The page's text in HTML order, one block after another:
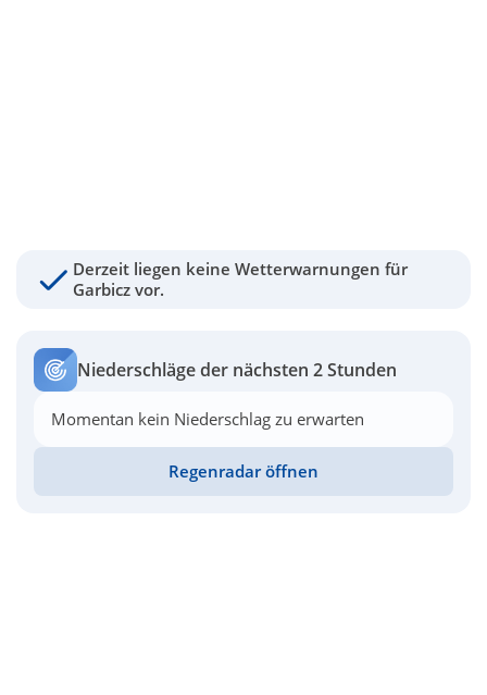
Derzeit liegen keine Wetterwarnungen für
Garbicz vor.
Niederschläge der nächsten 2 Stunden
Momentan kein Niederschlag zu erwarten
Regenradar öffnen